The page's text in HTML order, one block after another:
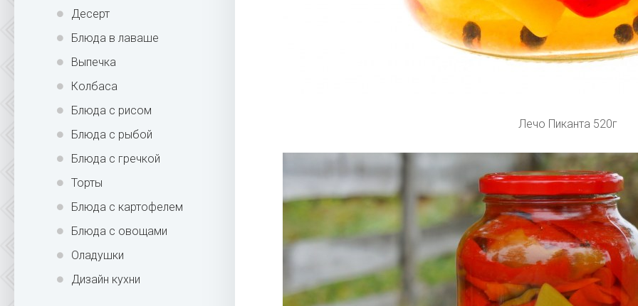
Десерт
Блюда в лаваше
Выпечка
Колбаса
Блюда с рисом
Блюда с рыбой
Блюда с гречкой
Торты
Блюда с картофелем
Блюда с овощами
Оладушки
Дизайн кухни
Лечо Пиканта 520г